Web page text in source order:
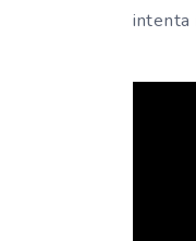
intenta